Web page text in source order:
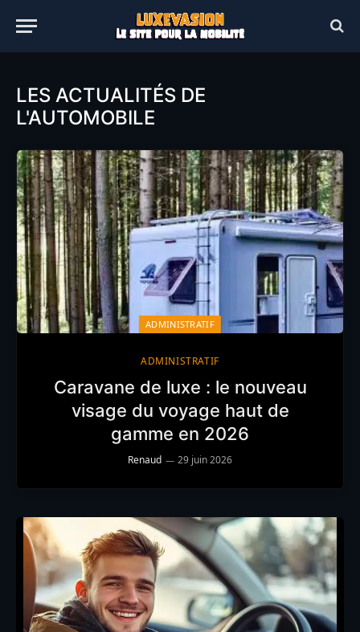
LES ACTUALITÉS DE
L'AUTOMOBILE
ADMINISTRATIF
ADMINISTRATIF
Caravane de luxe : le nouveau
visage du voyage haut de
gamme en 2026
Renaud 29 juin 2026